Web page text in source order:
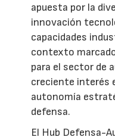
apuesta por la
innovación
capacidades
contexto
para el sector de
creciente interés
autonomía
defensa.
El Hub Defensa-